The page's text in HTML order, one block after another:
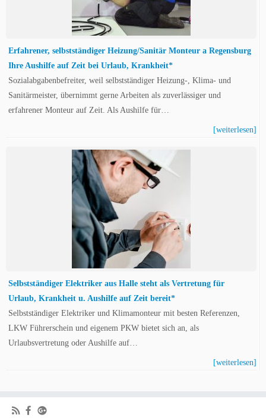
Erfahrener, selbstständiger Heizung/Sanitär Monteur a Regensburg
Ihre Aushilfe auf Zeit bei Urlaub, Krankheit*
Sozialabgabenbefreiter, weil selbstständiger Heizung-, Klima- und
Sanitärmeister, übernimmt gerne Arbeiten als zuverlässiger und
erfahrener Monteur auf Zeit. Als Aushilfe für…
[weiterlesen]
Selbstständiger Elektriker aus Halle steht als Vertretung für
Urlaub, Krankheit u. Aushilfe auf Zeit bereit*
Selbstständiger Elektriker und Klimamonteur mit besten Referenzen,
LKW Führerschein und eigenem PKW bietet sich an, als
Urlaubsvertretung oder Aushilfe auf…
[weiterlesen]